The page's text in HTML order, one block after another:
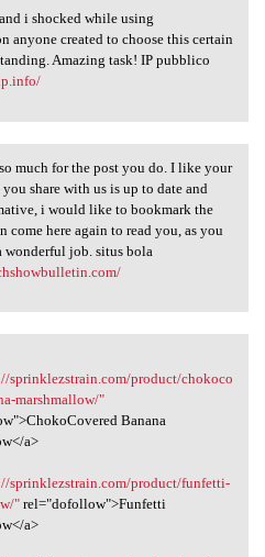
and i shocked while
i shocked while using
anyone created to choose this certain
Amazing task! IP pubblico
so much for the
much for the post you do. I like your
share with us is up to date and
i would like to bookmark the
come here again to read you, as you
wonderful job. situs bola
sprinklezstrain.com/product/chokoco
marshmallow/"
Banana
a>
sprinklezstrain.com/product/funfetti-
"rel="dofollow">Funfetti
a>